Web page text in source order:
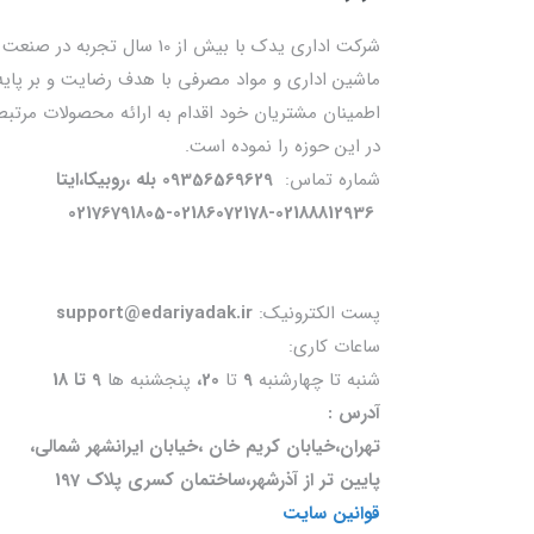
شرکت اداری یدک با بیش از 10 سال تجربه در صنعت
ماشین اداری و مواد مصرفی با هدف رضایت و بر
اطمینان مشتریان خود اقدام به ارائه محصولات
در این حوزه را نموده است.
شماره تماس:09356569629 بله ،روبیکا،ایتا
02176791805-02186072178-02188812936
پست الکترونیک: support@edariyadak.ir
ساعات کاری:
شنبه تا چهارشنبه9 تا 20، پنجشنبه ها 9 تا 18
آدرس :
تهران،خیابان کریم خان ،خیابان ایرانشهر شمالی،
پایین تر از آذرشهر،ساختمان کسری پلاک 197
قوانین سایت